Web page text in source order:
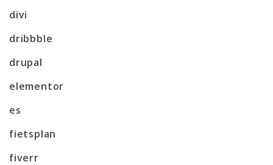
divi
dribbble
drupal
elementor
es
fietsplan
fiverr